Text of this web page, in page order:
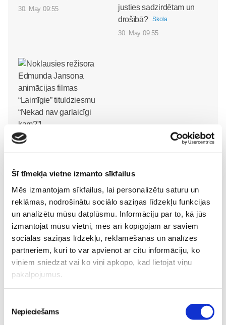
Šī tīmekļa vietne izmanto sīkfailus
Mēs izmantojam sīkfailus, lai personalizētu saturu un
reklāmas, nodrošinātu sociālo saziņas līdzekļu funkcijas
un analizētu mūsu datplūsmu. Informāciju par to, kā jūs
izmantojat mūsu vietni, mēs arī kopīgojam ar saviem
sociālās saziņas līdzekļu, reklamēšanas un analīzes
partneriem, kuri to var apvienot ar citu informāciju, ko
viņiem sniedzat vai ko viņi apkopo, kad lietojat viņu
pakalpojumus.
izvēle
Nepieciešams
30. May 09:55
justies sadzirdētam un
drošībā?
Skola
30. May 09:55
Noklausies režisora
Edmunda Jansona
“Laimīgie” tituldziesmu
“Nekad nav garlaicīgi
kam?”!
Skola
26. May 18:12